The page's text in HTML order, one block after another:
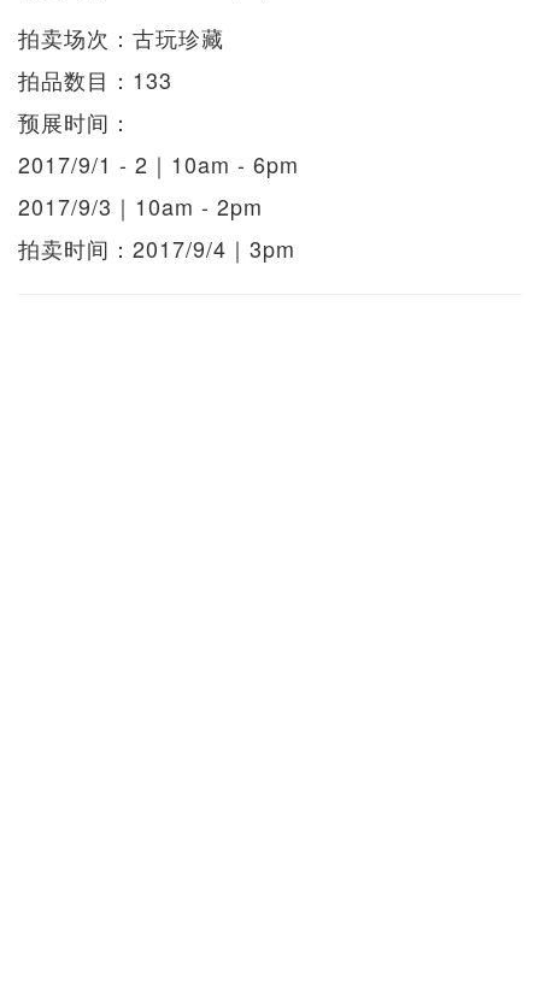
拍卖场次：古玩珍藏
拍品数目：133
预展时间：
2017/9/1 - 2｜10am - 6pm
2017/9/3｜10am - 2pm
拍卖时间：2017/9/4｜3pm